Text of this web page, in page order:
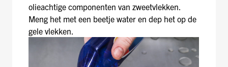
olieachtige componenten van zweetvlekken.
Meng het met een beetje water en dep het op de
gele vlekken.